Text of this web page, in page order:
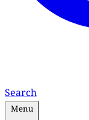
Search
Menu